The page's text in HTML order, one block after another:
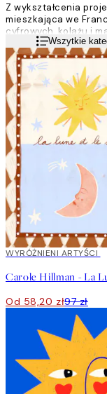
Z wykształcenia
mieszkająca we
cyfrowych, kolażu i
chwilami, swoimi
życia codziennego,
pod wpływem sztuki
często inspirowany
tradycjami
Czytaj więcej
Wszytkie
40%*
WYRÓŻNIENI ARTYŚCI
Od 58,20 zł97 zł